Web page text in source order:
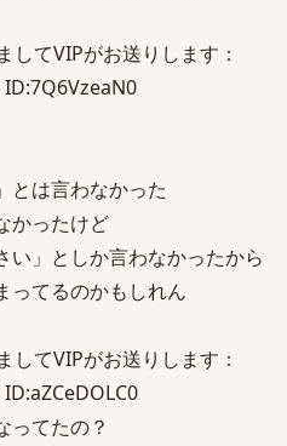
てVIPがお送りします：
とは言わなかった
かったけど
い」としか言わなかったから
ってるのかもしれん
てVIPがお送りします：
ってたの？